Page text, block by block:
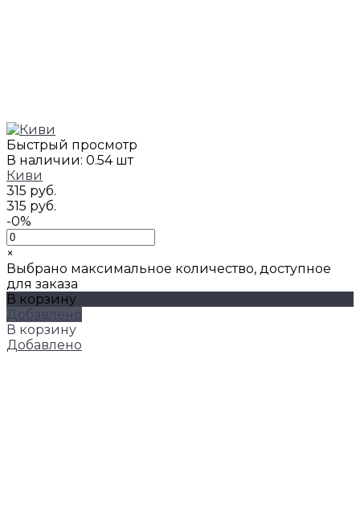
Быстрый просмотр
В наличии: 0.54 шт
Киви
315 руб.
315 руб.
-0%
×
Выбрано максимальное количество, доступное
для заказа
В корзину
Добавлено
В корзину
Добавлено